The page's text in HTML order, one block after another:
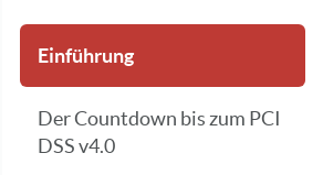
Einführung
Der Countdown bis zum PCI
DSS v4.0